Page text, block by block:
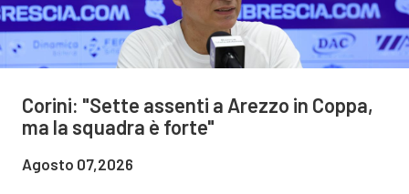
Corini: "Sette assenti a Arezzo in Coppa,
ma la squadra è forte"
Agosto 07,2026